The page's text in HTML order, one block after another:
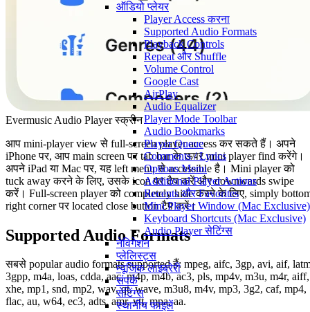
ऑडियो प्लेयर
Player Access करना
Supported Audio Formats
Playback Controls
Repeat और Shuffle
Volume Control
Google Cast
AirPlay
Audio Equalizer
Player Mode Toolbar
Audio Bookmarks
Player Queue
Comments / Lyrics
Options Menu
Additional Player Actions
Recents और Favorites
Mini Player Window (Mac Exclusive)
Keyboard Shortcuts (Mac Exclusive)
Audio Player सेटिंग्स
नेविगेशन
प्लेलिस्ट्स
म्यूजिक लाइब्रेरी
संपर्क
सेटिंग्स
स्थानीय फाइलें
Evermusic Audio Player स्क्रीन
आप mini-player view से full-screen player access कर सकते हैं। अपने
iPhone पर, आप main screen पर tab bar के ऊपर mini player find करेंगे।
अपने iPad या Mac पर, यह left menu से accessible है। Mini player को
tuck away करने के लिए, उसके icon पर टैप करें और downwards swipe
करें। Full-screen player को completely hide करने के लिए, simply
right corner पर located close button टैप करें।
Supported Audio Formats
सबसे popular audio formats supported हैं: mpeg, aifc, 3gp, avi, aif,
3gpp, m4a, loas, cdda, aac, m4p, m4b, ac3, pls, mp4v, m3u, m4r, aiff,
xhe, mp1, snd, mp2, wav, qt, wave, m3u8, m4v, mp3, 3g2, caf, mp4,
flac, au, w64, ec3, adts, amr, vtt, mpa, aa.